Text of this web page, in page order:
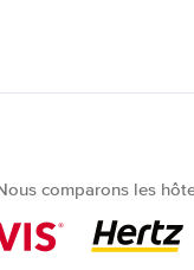
comparons les